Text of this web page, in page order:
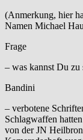
(Anmerkung, hier
Namen Michael
Frage
– was kannst Du zu
Bandini
– verbotene
Schlagwaffen
von der JN